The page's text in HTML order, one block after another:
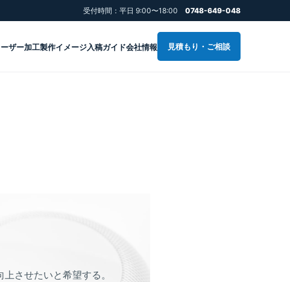
受付時間：平日 9:00〜18:00 0748-649-048
ーザー加工製作イメージ入稿ガイド会社情報 見積もり・ご相談
させたいと希望する。